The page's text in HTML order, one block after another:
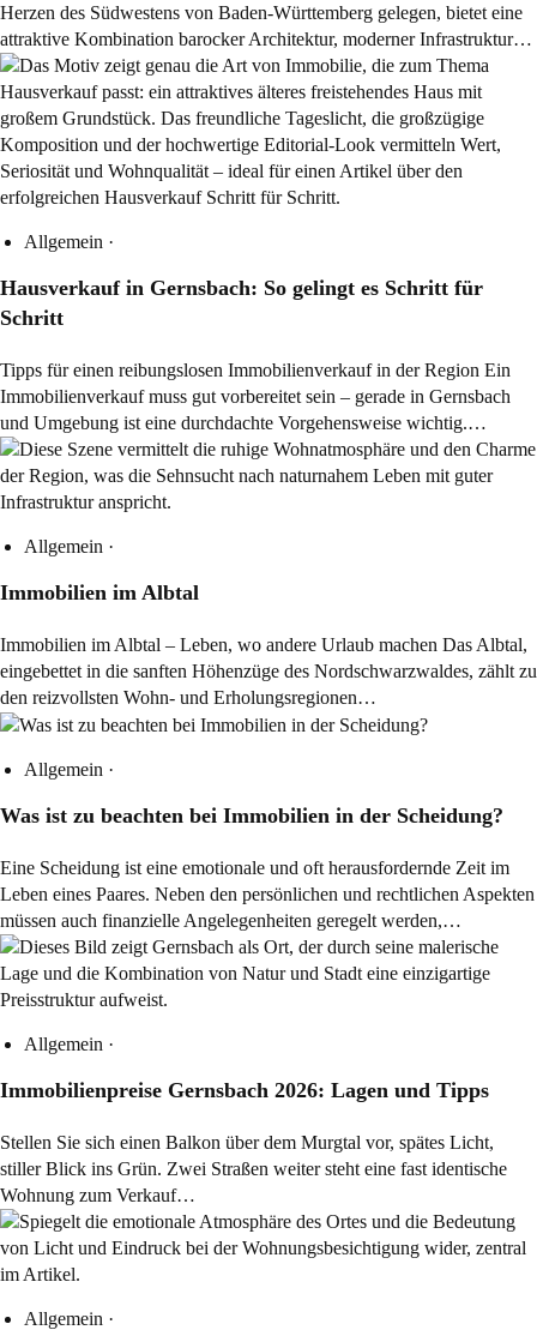
Herzen des Südwestens von Baden-Württemberg gelegen, bietet eine
attraktive Kombination barocker Architektur, moderner Infrastruktur…
Allgemein ·
Hausverkauf in Gernsbach: So gelingt es Schritt für
Schritt
Tipps für einen reibungslosen Immobilienverkauf in der Region Ein
Immobilienverkauf muss gut vorbereitet sein – gerade in Gernsbach
und Umgebung ist eine durchdachte Vorgehensweise wichtig.…
Allgemein ·
Immobilien im Albtal
Immobilien im Albtal – Leben, wo andere Urlaub machen Das Albtal,
eingebettet in die sanften Höhenzüge des Nordschwarzwaldes, zählt zu
den reizvollsten Wohn- und Erholungsregionen…
Allgemein ·
Was ist zu beachten bei Immobilien in der Scheidung?
Eine Scheidung ist eine emotionale und oft herausfordernde Zeit im
Leben eines Paares. Neben den persönlichen und rechtlichen Aspekten
müssen auch finanzielle Angelegenheiten geregelt werden,…
Allgemein ·
Immobilienpreise Gernsbach 2026: Lagen und Tipps
Stellen Sie sich einen Balkon über dem Murgtal vor, spätes Licht,
stiller Blick ins Grün. Zwei Straßen weiter steht eine fast identische
Wohnung zum Verkauf…
Allgemein ·